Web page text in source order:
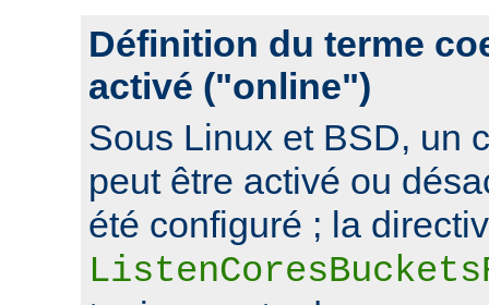
Définition du terme
activé ("online")
Sous Linux et BSD, un
peut être activé ou
été configuré ; la